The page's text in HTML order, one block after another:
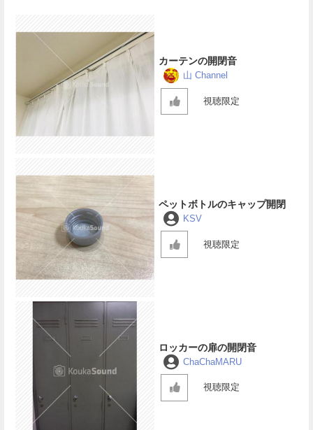
カーテンの開閉音
山 Channel
視聴限定
ペットボトルのキャップ開閉
KSV
視聴限定
ロッカーの扉の開閉音
ChaChaMARU
視聴限定